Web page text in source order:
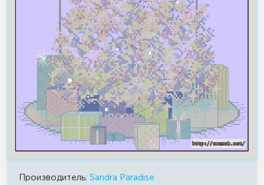
Производитель: Sandra Paradise